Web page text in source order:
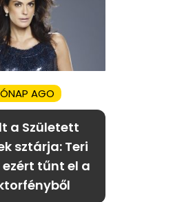
AGO
a Született
sztárja: Teri
tűnt el a